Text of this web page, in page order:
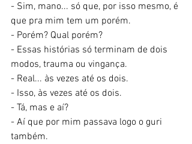
- Sim, mano... só que, por isso mesmo, é
que pra mim tem um porém.
- Porém? Qual porém?
- Essas histórias só terminam de dois
modos, trauma ou vingança.
- Real... às vezes até os dois.
- Isso, às vezes até os dois.
- Tá, mas e aí?
- Aí que por mim passava logo o guri
também.